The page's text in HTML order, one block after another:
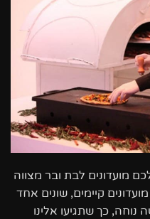
מועדונים לבת ובר מצווה
קיימים, שונים אחד
נוחה, כך שתגיעו אלינו